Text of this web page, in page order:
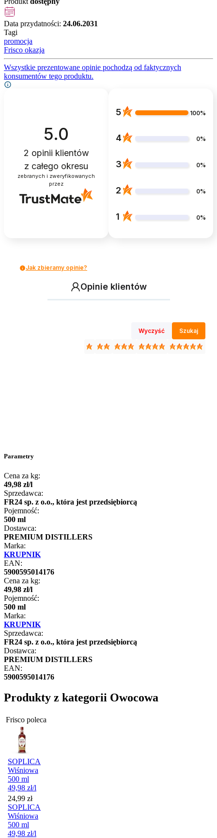
Data przydatności: 24.06.2031
Tagi
promocja
Frisco okazja
Wszystkie prezentowane opinie pochodzą od faktycznych
konsumentów tego produktu.
5.0
2 opinii klientów
z całego okresu
zebranych i zweryfikowanych
przez
5 100%
4 0%
3 0%
2 0%
1 0%
Jak zbieramy opinie?
Opinie klientów
Wyczyść Szukaj
Parametry
Cena za kg:
49,98 zł/l
Sprzedawca:
FR24 sp. z o.o., która jest przedsiębiorcą
Pojemność:
500 ml
Dostawca:
PREMIUM DISTILLERS
Marka:
KRUPNIK
EAN:
5900595014176
Cena za kg:
49,98 zł/l
Pojemność:
500 ml
Marka:
KRUPNIK
Sprzedawca:
FR24 sp. z o.o., która jest przedsiębiorcą
Dostawca:
PREMIUM DISTILLERS
EAN:
5900595014176
Produkty z kategorii Owocowa
Frisco poleca
SOPLICA
Wiśniowa
500 ml
49,98 zł/l
Cena
24,99 zł
SOPLICA
Wiśniowa
500 ml
49,98 zł/l